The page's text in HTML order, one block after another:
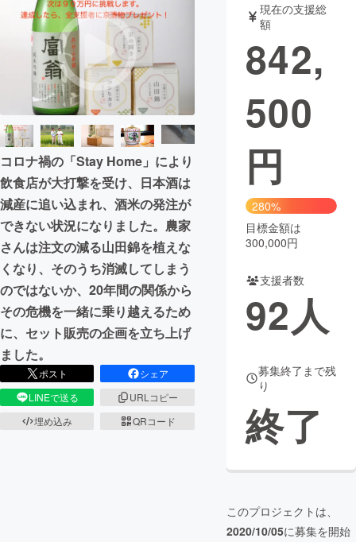
テクノロジー・ガジェット ゲーム・サ
映像・映画 書籍・雑誌
ビジネス・起業 チャレンジ
まちづくり・地域活性化
CAMPFIRE for Social Good
CAMPFIRE Creation
CAMPFIREふるさと納税machi-ya コミュニティ
コロナ禍の「Stay Home」により
飲食店が大打撃を受け、日本酒は
減産に追い込まれ、酒米の発注が
できない状況になりました。農家
さんは注文の減る山田錦を植えな
くなり、そのうち消滅してしまう
のではないか、20年間の関係から
その危機を一緒に乗り越えるため
に、セット販売の企画を立ち上げ
ました。
ポスト
シェア
LINEで送る
URLコピー
埋め込み
QRコード
現在の支援総
額
842,
500
円
280%
目標金額は
300,000円
支援者数
92人
募集終了まで残
り
終了
このプロジェクトは、
2020/10/05に募集を開始